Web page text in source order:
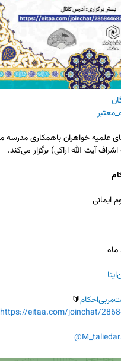
🔰
https://eitaa.com/joinchat/